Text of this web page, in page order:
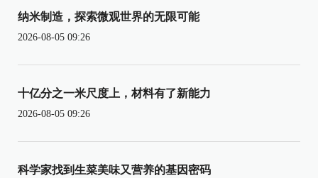
纳米制造，探索微观世界的无限可能
2026-08-05 09:26
十亿分之一米尺度上，材料有了新能力
2026-08-05 09:26
科学家找到生菜美味又营养的基因密码